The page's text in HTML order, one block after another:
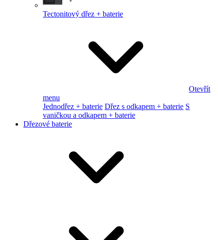
Tectonitový dřez + baterie
Otevřít
menu
Jednodřez + baterie Dřez s odkapem + baterie S
vaničkou a odkapem + baterie
Dřezové baterie